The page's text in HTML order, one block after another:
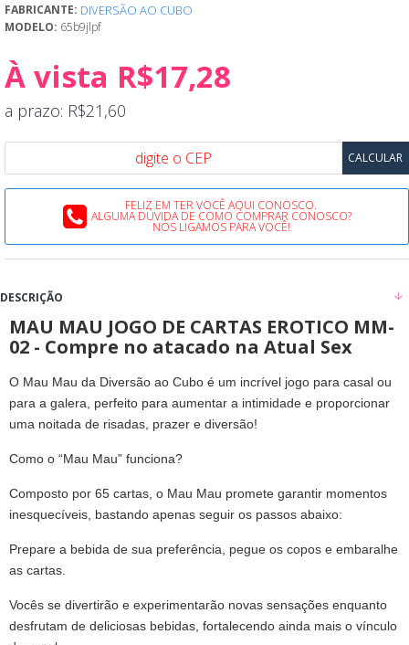
À vista R$17,28
a prazo: R$21,60
FABRICANTE: DIVERSÃO AO CUBO
MODELO: 65b9jlpf
FELIZ EM TER VOCÊ AQUI CONOSCO.
ALGUMA DÚVIDA DE COMO COMPRAR CONOSCO?
NÓS LIGAMOS PARA VOCÊ!
DESCRIÇÃO
MAU MAU JOGO DE CARTAS EROTICO MM-
02 - Compre no atacado na Atual Sex
O Mau Mau da Diversão ao Cubo é um incrível jogo para casal ou
para a galera, perfeito para aumentar a intimidade e proporcionar
uma noitada de risadas, prazer e diversão!
Como o “Mau Mau” funciona?
Composto por 65 cartas, o Mau Mau promete garantir momentos
inesquecíveis, bastando apenas seguir os passos abaixo:
Prepare a bebida de sua preferência, pegue os copos e embaralhe
as cartas.
Vocês se divertirão e experimentarão novas sensações enquanto
desfrutam de deliciosas bebidas, fortalecendo ainda mais o vínculo